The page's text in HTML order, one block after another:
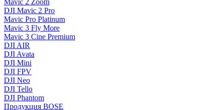
Mavic 2 Zoom
DJI Mavic 2 Pro
Mavic Pro Platinum
Mavic 3 Fly More
Mavic 3 Cine Premium
DJI AIR
DJI Avata
DJI Mini
DJI FPV
DJI Neo
DJI Tello
DJI Phantom
Продукция BOSE